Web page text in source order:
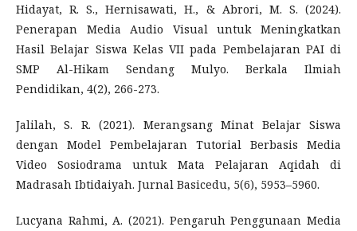
Hidayat, R. S., Hernisawati, H., & Abrori, M. S. (2024).
Penerapan Media Audio Visual untuk Meningkatkan
Hasil Belajar Siswa Kelas VII pada Pembelajaran PAI di
SMP Al-Hikam Sendang Mulyo. Berkala Ilmiah
Pendidikan, 4(2), 266-273.
Jalilah, S. R. (2021). Merangsang Minat Belajar Siswa
dengan Model Pembelajaran Tutorial Berbasis Media
Video Sosiodrama untuk Mata Pelajaran Aqidah di
Madrasah Ibtidaiyah. Jurnal Basicedu, 5(6), 5953–5960.
Lucyana Rahmi, A. (2021). Pengaruh Penggunaan Media